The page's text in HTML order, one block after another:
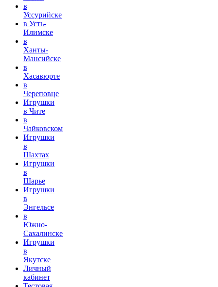
в
Уссурийске
в Усть-
Илимске
в
Ханты-
Мансийске
в
Хасавюрте
в
Череповце
Игрушки
в Чите
в
Чайковском
Игрушки
в
Шахтах
Игрушки
в
Шарье
Игрушки
в
Энгельсе
в
Южно-
Сахалинске
Игрушки
в
Якутске
Личный
кабинет